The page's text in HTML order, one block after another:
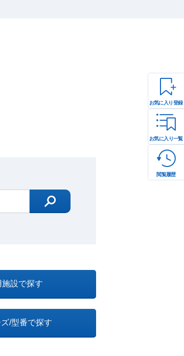
お気に入り登録
お気に入り一覧
閲覧履歴
施設で探す
/型番で探す